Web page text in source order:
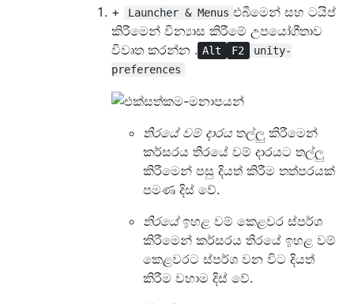
+
Launcher & Menus එබීමෙන් සහ ටයිප්
කිරීමෙන් වින්‍යාස කිරීමේ උපයෝගීතාව
විවෘත කරන්න . Alt F2
unity-
preferences
තිරයේ වම් දාරය තල්ලු කිරීමෙන්
කර්සරය තිරයේ වම් දාරයට තල්ලු
කිරීමෙන් පසු දියත් කිරීම තත්පරයක්
පමණ දිස් වේ.
තිරයේඉහළ වම් කෙළවර ස්පර්ශ
කිරීමෙන් කර්සරය තිරයේ ඉහළ වම්
කෙළවරට ස්පර්ශ වන විට දියත්
කිරීම වහාම දිස් වේ.